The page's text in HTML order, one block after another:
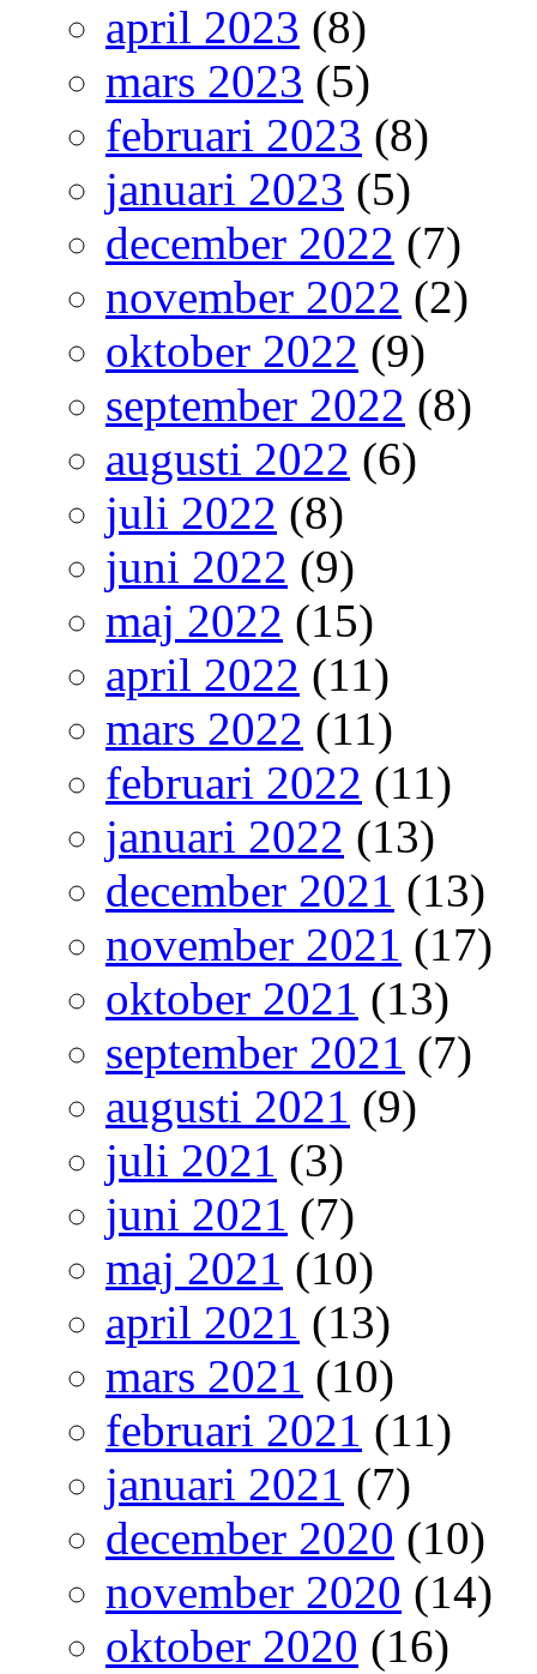
april 2023 (8)
mars 2023 (5)
februari 2023 (8)
januari 2023 (5)
december 2022 (7)
november 2022 (2)
oktober 2022 (9)
september 2022 (8)
augusti 2022 (6)
juli 2022 (8)
juni 2022 (9)
maj 2022 (15)
april 2022 (11)
mars 2022 (11)
februari 2022 (11)
januari 2022 (13)
december 2021 (13)
november 2021 (17)
oktober 2021 (13)
september 2021 (7)
augusti 2021 (9)
juli 2021 (3)
juni 2021 (7)
maj 2021 (10)
april 2021 (13)
mars 2021 (10)
februari 2021 (11)
januari 2021 (7)
december 2020 (10)
november 2020 (14)
oktober 2020 (16)